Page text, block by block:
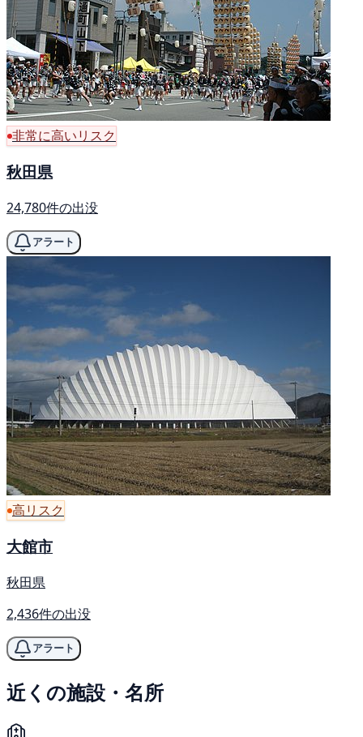
非常に高いリスク
秋田県
24,780件の出没
アラート
高リスク
大館市
秋田県
2,436件の出没
アラート
近くの施設・名所